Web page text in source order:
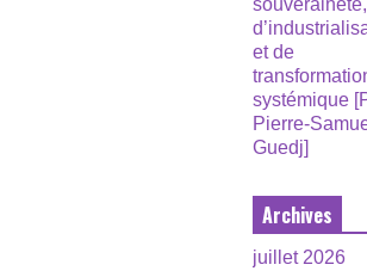
souveraineté,
et de
systémique
Pierre-
Guedj]
Archives
juillet 2026